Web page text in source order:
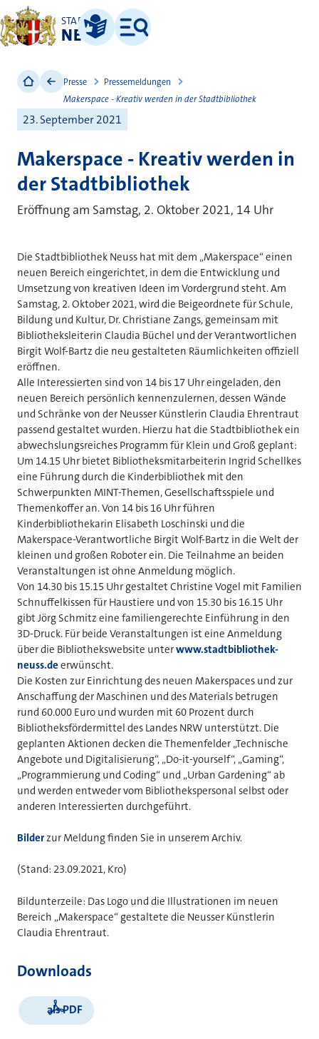
STADT
NEUSS
Leichte Sprache
Menü
Presse
Pressemeldungen
Makerspace - Kreativ werden in der Stadtbibliothek
23. September 2021
Makerspace - Kreativ werden in
der Stadtbibliothek
Eröffnung am Samstag, 2. Oktober 2021, 14 Uhr
Die Stadtbibliothek Neuss hat mit dem „Makerspace“ einen
neuen Bereich eingerichtet, in dem die Entwicklung und
Umsetzung von kreativen Ideen im Vordergrund steht. Am
Samstag, 2. Oktober 2021, wird die Beigeordnete für Schule,
Bildung und Kultur, Dr. Christiane Zangs, gemeinsam mit
Bibliotheksleiterin Claudia Büchel und der Verantwortlichen
Birgit Wolf-Bartz die neu gestalteten Räumlichkeiten offiziell
eröffnen.
Alle Interessierten sind von 14 bis 17 Uhr eingeladen, den
neuen Bereich persönlich kennenzulernen, dessen Wände
und Schränke von der Neusser Künstlerin Claudia Ehrentraut
passend gestaltet wurden. Hierzu hat die Stadtbibliothek ein
abwechslungsreiches Programm für Klein und Groß geplant:
Um 14.15 Uhr bietet Bibliotheksmitarbeiterin Ingrid Schellkes
eine Führung durch die Kinderbibliothek mit den
Schwerpunkten MINT-Themen, Gesellschaftsspiele und
Themenkoffer an. Von 14 bis 16 Uhr führen
Kinderbibliothekarin Elisabeth Loschinski und die
Makerspace-Verantwortliche Birgit Wolf-Bartz in die Welt der
kleinen und großen Roboter ein. Die Teilnahme an beiden
Veranstaltungen ist ohne Anmeldung möglich.
Von 14.30 bis 15.15 Uhr gestaltet Christine Vogel mit Familien
Schnuffelkissen für Haustiere und von 15.30 bis 16.15 Uhr
gibt Jörg Schmitz eine familiengerechte Einführung in den
3D-Druck. Für beide Veranstaltungen ist eine Anmeldung
über die Bibliothekswebsite unterwww.stadtbibliothek-
neuss.de erwünscht.
Die Kosten zur Einrichtung des neuen Makerspaces und zur
Anschaffung der Maschinen und des Materials betrugen
rund 60.000 Euro und wurden mit 60 Prozent durch
Bibliotheksfördermittel des Landes NRW unterstützt. Die
geplanten Aktionen decken die Themenfelder „Technische
Angebote und Digitalisierung“, „Do-it-yourself“, „Gaming“,
„Programmierung und Coding“ und „Urban Gardening“ ab
und werden entweder vom Bibliothekspersonal selbst oder
anderen Interessierten durchgeführt.
Bilderzur Meldung finden Sie in unserem Archiv.
(Stand: 23.09.2021, Kro)
Bildunterzeile: Das Logo und die Illustrationen im neuen
Bereich „Makerspace“ gestaltete die Neusser Künstlerin
Claudia Ehrentraut.
Downloads
als PDF